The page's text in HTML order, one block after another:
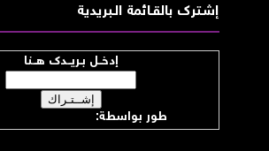
إشــترك بالقـــائمة الــبريدية
إدخــل بـريــدك هــنا
طور بواسطة:موقع صدى حضرموت